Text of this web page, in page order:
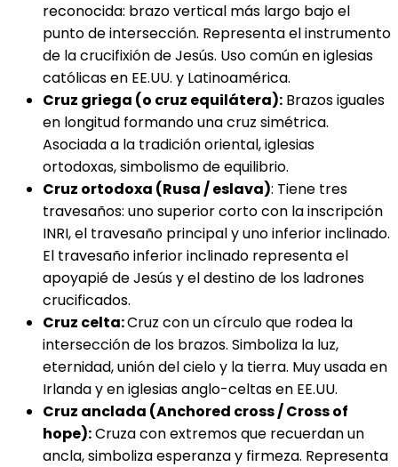
reconocida: brazo vertical más largo bajo el
punto de intersección. Representa el instrumento
de la crucifixión de Jesús. Uso común en iglesias
católicas en EE.UU. y Latinoamérica.
Cruz griega (o cruz equilátera): Brazos iguales
en longitud formando una cruz simétrica.
Asociada a la tradición oriental, iglesias
ortodoxas, simbolismo de equilibrio.
Cruz ortodoxa (Rusa / eslava): Tiene tres
travesaños: uno superior corto con la inscripción
INRI, el travesaño principal y uno inferior inclinado.
El travesaño inferior inclinado representa el
apoyapié de Jesús y el destino de los ladrones
crucificados.
Cruz celta:Cruz con un círculo que rodea la
intersección de los brazos. Simboliza la luz,
eternidad, unión del cielo y la tierra. Muy usada en
Irlanda y en iglesias anglo-celtas en EE.UU.
Cruz anclada (Anchored cross / Cross of
hope):Cruza con extremos que recuerdan un
ancla, simboliza esperanza y firmeza. Representa